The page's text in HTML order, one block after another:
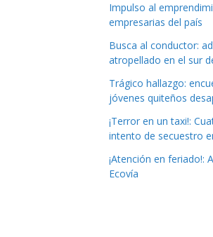
Impulso al
empresarias del país
Busca al conductor:
atropellado en el sur
Trágico hallazgo:
jóvenes quiteños
¡Terror en un taxi!:
intento de secuestro
¡Atención en feriado!:
Ecovía